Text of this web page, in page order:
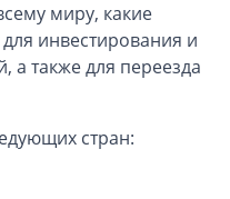
миру, какие
инвестирования и
а также для переезда
стран: